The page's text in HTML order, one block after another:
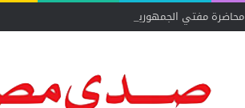
محاضرة مفتي الجمهورية «مسك ختام» فعاليات الفوج